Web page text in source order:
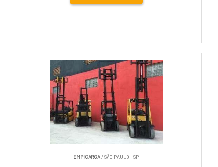
EMPICARGA/ SÃO PAULO - SP